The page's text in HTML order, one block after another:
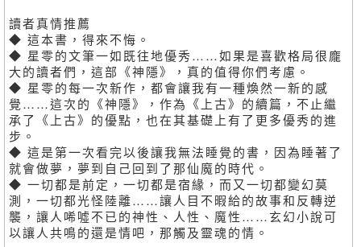
讀者真情推薦
◆ 這本書，得來不悔。
◆ 星零的文筆一如既往地優秀……如果是喜歡格局很龐
大的讀者們，這部《神隱》，真的值得你們考慮。
◆ 星零的每一次新作，都會讓我有一種煥然一新的感
覺……這次的《神隱》，作為《上古》的續篇，不止繼
承了《上古》的優點，也在其基礎上有了更多優秀的進
步。
◆ 這是第一次看完以後讓我無法睡覺的書，因為睡著了
就會做夢，夢到自己回到了那仙魔的時代。
◆ 一切都是前定，一切都是宿緣，而又一切都變幻莫
測，一切都光怪陸離……讓人目不暇給的故事和反轉逆
襲，讓人唏噓不已的神性、人性、魔性……玄幻小說可
以讓人共鳴的還是情吧，那觸及靈魂的情。